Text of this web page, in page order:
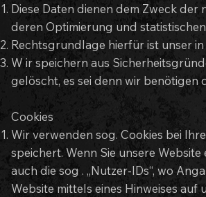
Diese Daten dienen dem Zweck
deren Optimierung und
Rechtsgrundlage hierfür ist unser
W ir speichern aus
gelöscht, es sei denn wir
Cookies
Wir verwenden sog. Cookies bei
speichert. Wenn Sie unsere
auch die sog . „Nutzer-IDs“, wo
Website mittels eines Hinweises